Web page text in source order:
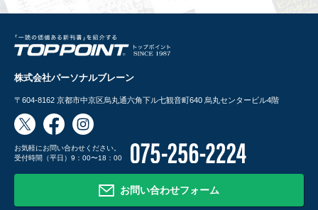
株式会社パーソナルブレーン
〒604-8162 京都市中京区烏丸通六角下ル七観音町640 烏丸センタービル4階
お気軽にお問い合わせください。
受付時間（平日）9：00〜18：00
お問い合わせフォーム